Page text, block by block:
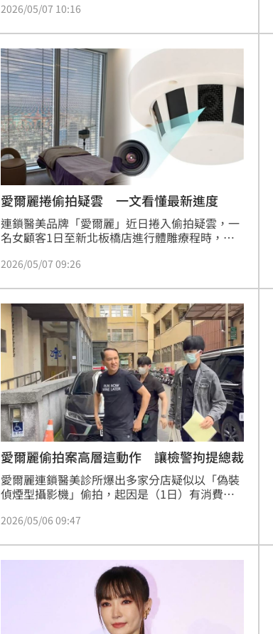
私人空間時，該如何自保？婦女救援基金會與警
用隨身攜帶的手機進行「科技自檢」。
2026/05/07 10:16
愛爾麗捲偷拍疑雲 一文看懂最新進度
連鎖醫美品牌「愛爾麗」近日捲入偷拍疑雲，一
名女顧客1日至新北板橋店進行體雕療程時，發
顧客報警並在社群網路發文揭發這起事件。新北
正依妨害性隱私與妨害隱私等罪嫌偵辦中。
2026/05/07 09:26
愛爾麗偷拍案高層這動作 讓檢警拘提總裁
愛爾麗連鎖醫美診所爆出多家分店疑似以「偽裝
偵煙型攝影機」偷拍，起因是（1日）有消費者
助，警方到場後確認「偽裝偵煙型攝影機」運作
廠商謝男，將店內的監視器主機拔除，並將檔案
格式化，之後又一路南下，陸續將其他10家分店
存檔的主機拔除，愛爾麗不尋常的動作，讓檢警
持續擴大追查，先拘提謝男後，後續又有7名被
2026/05/06 09:47